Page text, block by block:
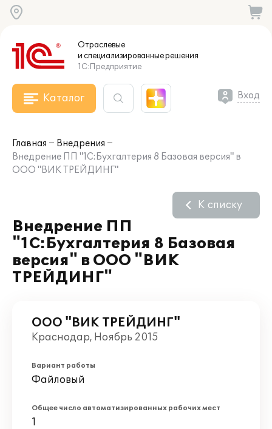
Отраслевые
и специализированныерешения
1С:Предприятие
Каталог Вход
Главная
Внедрения
Внедрение ПП "1С:Бухгалтерия 8 Базовая версия" в
ООО "ВИК ТРЕЙДИНГ"
Внедрение ПП
"1С:Бухгалтерия 8 Базовая
версия" в ООО "ВИК
ТРЕЙДИНГ"
К списку
ООО "ВИК ТРЕЙДИНГ"
Краснодар, Ноябрь 2015
Вариант работы
Файловый
Общее число автоматизированных рабочих мест
1